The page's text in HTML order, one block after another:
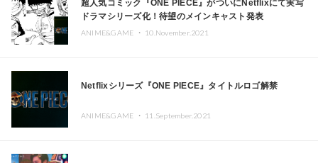
超人気コミック『ONE PIECE』がついにNetflixにて実写
ドラマシリーズ化！待望のメインキャスト発表
ANIME&GAME ・ 10.November.2021
Netflixシリーズ『ONE PIECE』タイトルロゴ解禁
ANIME&GAME ・ 11.September.2021